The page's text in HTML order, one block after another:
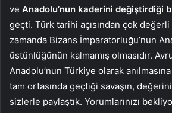
ve Anadolu’nun kaderini değiştirdiği
geçti. Türk tarihi açısından çok değerli
zamanda Bizans İmparatorluğu’nun
üstünlüğünün kalmamış olmasıdır.
Anadolu’nun Türkiye olarak
tam ortasında geçtiği savaşın,
sizlerle paylaştık. Yorumlarınızı